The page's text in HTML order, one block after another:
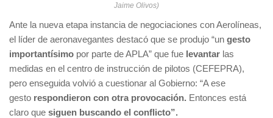
Jaime Olivos)
Ante la nueva etapa instancia de negociaciones con Aerolíneas,
el líder de aeronavegantes destacó que se produjo “un gesto
importantísimo por parte de APLA” que fue levantar las
medidas en el centro de instrucción de pilotos (CEFEPRA),
pero enseguida volvió a cuestionar al Gobierno: “A ese
gesto respondieron con otra provocación. Entonces está
claro que siguen buscando el conflicto”.